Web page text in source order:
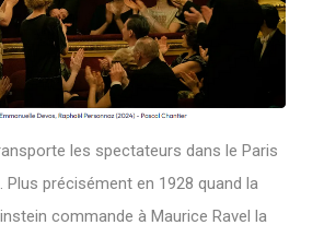
les spectateurs dans le Paris
précisément en 1928 quand la
commande à Maurice Ravel la